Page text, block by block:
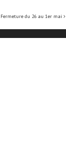
Fermeture du 26 au 1er mai